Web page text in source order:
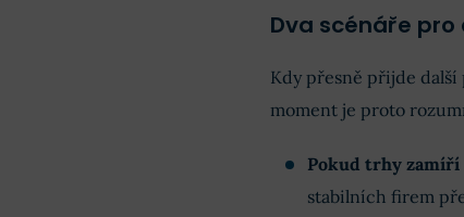
Dva scénáře
Kdy přesně přijde
moment je proto
Pokud trhy zamíří
stabilních firem